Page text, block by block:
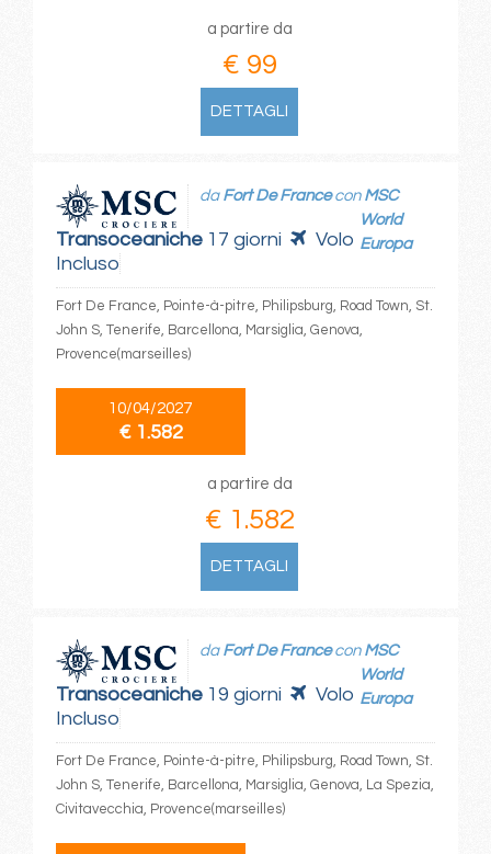
a partire da
€ 99
DETTAGLI
Transoceaniche17 giorni
Volo
Incluso
da Fort De Francecon MSC
World
Europa
Fort De France, Pointe-à-pitre, Philipsburg, Road Town, St.
John S, Tenerife, Barcellona, Marsiglia, Genova,
Provence(marseilles)
10/04/2027
€ 1.582
a partire da
€ 1.582
DETTAGLI
Transoceaniche19 giorni
Volo
Incluso
da Fort De Francecon MSC
World
Europa
Fort De France, Pointe-à-pitre, Philipsburg, Road Town, St.
John S, Tenerife, Barcellona, Marsiglia, Genova, La Spezia,
Civitavecchia, Provence(marseilles)